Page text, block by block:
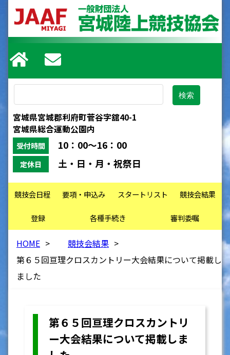
宮城県宮城郡利府町菅谷字舘40-1
宮城県総合運動公園内
受付時間 10：00～16：00
定休日 土・日・月・祝祭日
競技会日程 要項・申込み スタートリスト 競技会結果
登録 各種手続き 審判委嘱
HOME > 競技会結果 >
第６５回亘理クロスカントリー大会結果について掲載し
ました
第６５回亘理クロスカントリ
ー大会結果について掲載しま